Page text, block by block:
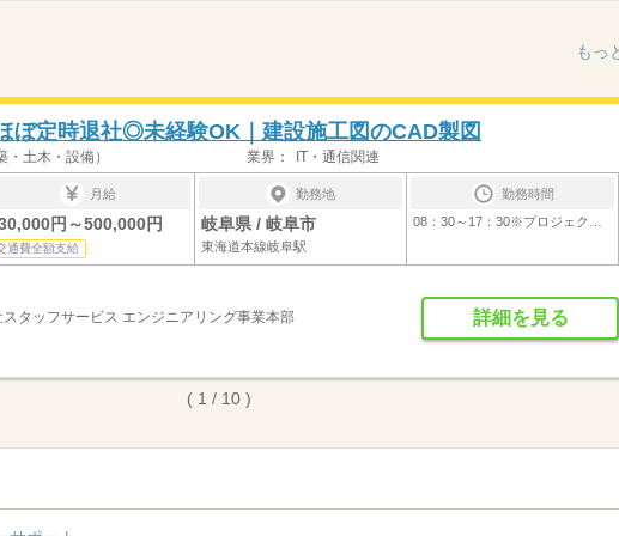
もっ
ぼ定時退社◎未経験OK｜建設施工図のCAD製図
・土木・設備） 業界： IT・通信関連
月給
円～500,000円
通費全額支給
勤務地
岐阜県 / 岐阜市
東海道本線岐阜駅
勤務時間
詳細を見る
タッフサービス エンジニアリング事業本部
( 1 / 10 )